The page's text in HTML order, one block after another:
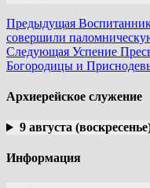
Предыдущая
совершили
Следующая Успение
Богородицы и
Архиерейское служение
9 августа
Информация